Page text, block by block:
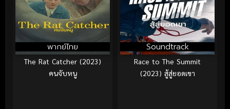
พากย์ไทย
The Rat Catcher (2023)
คนจับหนู
Soundtrack
Race to The Summit
(2023) สู้สู่ยอดเขา